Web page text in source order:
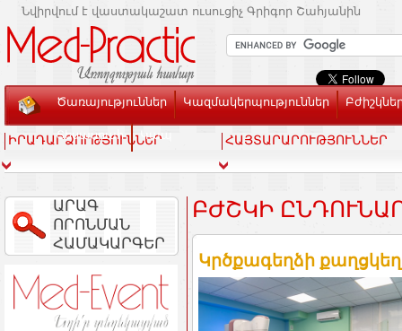
Նվիրվում է վաստակաշատ ուսուցիչ Գրիգոր Շահյանին
Ծառայություններ Կազմակերպություններ
Տեսասրահ Կապ
ԻՐԱԴԱՐՁՈՒԹՅՈՒՆՆԵՐ ՀԱՅՏԱՐԱՐՈՒԹՅՈՒՆՆԵՐ
ԱՐԱԳ
ՈՐՈՆՄԱՆ
ՀԱՄԱԿԱՐԳԵՐ
ԲԺՇԿԻ
Կրծքագեղձի